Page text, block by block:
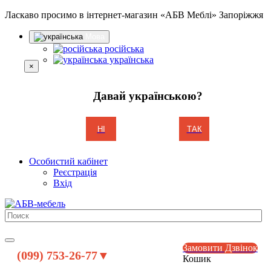
Ласкаво просимо в інтернет-магазин «АБВ Меблі» Запоріжжя
російська
українська
×
Давай українською?
НІ ТАК
Особистий кабінет
Реєстрація
Вхід
(099) 753-26-77▼
Замовити Дзвінок
Кошик